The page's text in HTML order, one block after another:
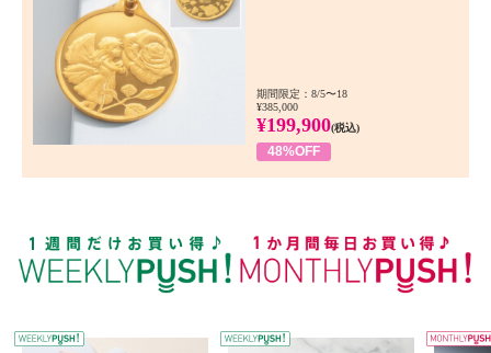
期間限定：8/5〜18
¥385,000
¥199,900(税込)
48%OFF
WEEKLY PUSH